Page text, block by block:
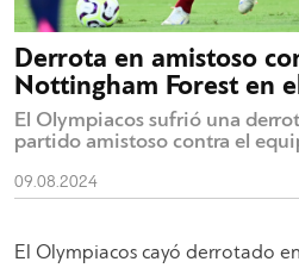
Derrota en amistoso
Nottingham Forest en
El Olympiacos sufrió una
partido amistoso contra el
09.08.2024
El Olympiacos cayó derrotado